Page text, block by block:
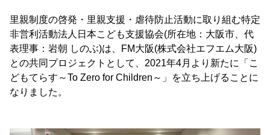
里親制度の啓発・里親支援・虐待防止活動に取り組む特定
非営利活動法人日本こども支援協会(所在地：大阪市、代
表理事：岩朝 しのぶ)は、FM大阪(株式会社エフエム大阪)
との共同プロジェクトとして、2021年4月より新たに「こ
どもてらす～To Zero for Children～」を立ち上げることに
なりました。